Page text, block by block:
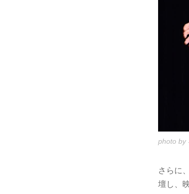
photo by
さらに
壇し、